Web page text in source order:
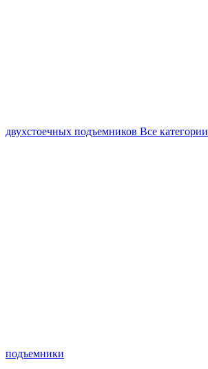
двухстоечных подъемников Все категории
подъемники